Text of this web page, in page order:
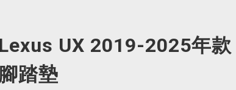
Lexus UX 2019-2025年款
踏墊